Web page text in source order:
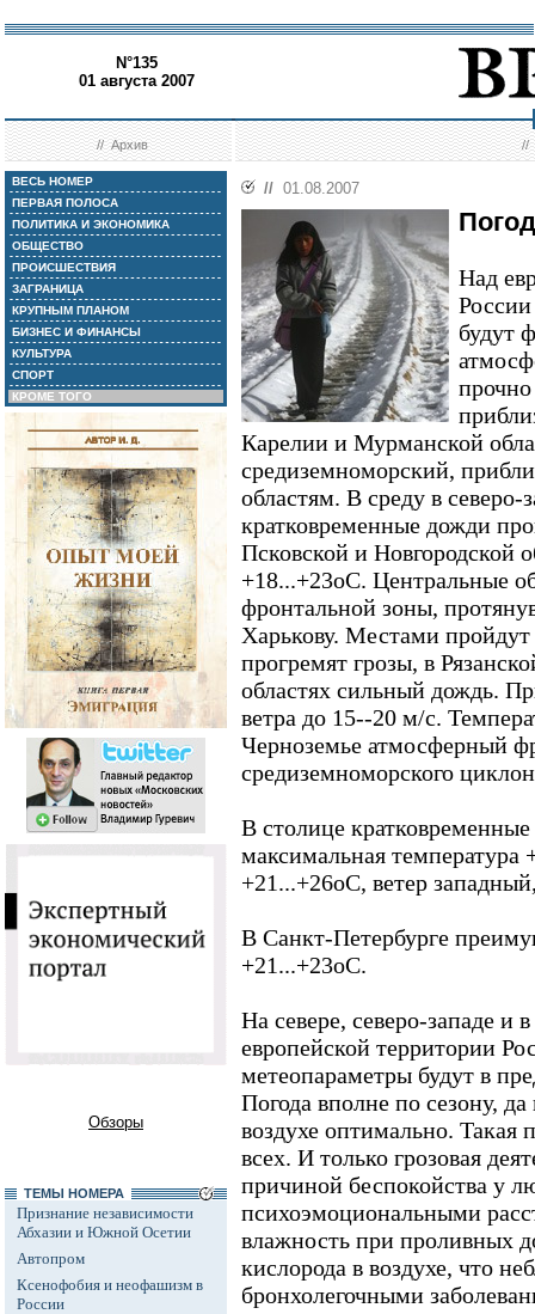
N°135
01 августа 2007
//Архив //
ВЕСЬ НОМЕР
ПЕРВАЯ ПОЛОСА
ПОЛИТИКА И ЭКОНОМИКА
ОБЩЕСТВО
ПРОИСШЕСТВИЯ
ЗАГРАНИЦА
КРУПНЫМ ПЛАНОМ
БИЗНЕС И ФИНАНСЫ
КУЛЬТУРА
СПОРТ
КРОМЕ ТОГО
Обзоры
ТЕМЫ НОМЕРА
Признание независимости
Абхазии и Южной Осетии
Автопром
Ксенофобия и неофашизм в
России
// 01.08.2007
Над
России
будут
Карелии и Мурманской
средиземноморский,
областям. В среду в северо-
кратковременные дожди
Псковской и Новгородской
+18...+23оС. Центральные
фронтальной зоны,
Харькову. Местами
прогремят грозы, в
областях сильный дождь.
ветра до 15--20 м/с.
Черноземье атмосферный
средиземноморского
В столице
максимальная температура
+21...+26оС, ветер
В Санкт-Петербурге
+21...+23оС.
На севере, северо-западе и
европейской территории
метеопараметры будут в
Погода вполне по сезону,
воздухе оптимально. Такая
всех. И только грозовая
причиной беспокойства у
психоэмоциональными
влажность при проливных
кислорода в воздухе, что
бронхолегочными